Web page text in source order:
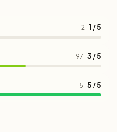
2 1 / 5
97 3 / 5
5 5 / 5